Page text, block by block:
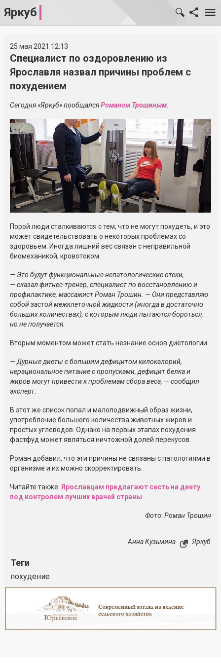
Яркуб
25 мая 2021 12:13
Специалист по оздоровлению из
Ярославля назвал причины проблем с
похудением
Сегодня «Яркуб» пообщалсяРоманом Трошиным.
Порой люди сталкиваются с тем, что не могут похудеть, и это
может свидетельствовать о некоторых проблемах со
здоровьем. Иногда лишний вес связан с неправильной
биомеханикой, кровотоком.
— Это будут функциональные непатологические отеки,
— сказалфитнес-тренер, специалист по восстановлению и
профилактике, массажист Роман Трошин. — Они представляю
собой застой межклеточной жидкости (иногда в достаточно
больших количествах), с которым люди пытаются бороться,
но не получается.
Вторым моментом может стать незнание основ диетологии.
— Дурные диеты с большим дефицитом килокалорий,
нерациональное питание с пропусками, дефицит белка и
жиров могут привести к проблемам сбора веса, — сообщил
эксперт.
В этот же список попал и малоподвижный образ жизни,
употребление большого количества животных жиров и
простых углеводов. Однако на первых этапах похудения
фастфуд может являться ничтожной долей перекусов.
Роман добавил, что эти причины не связаны с патологиями в
организме и их можно скорректировать.
Читайте также: Ярославцам предлагают сесть на диету
под контролем лучших врачей страны
Фото: Роман Трошин
Анна Кузьмина Яркуб
Теги
похудение